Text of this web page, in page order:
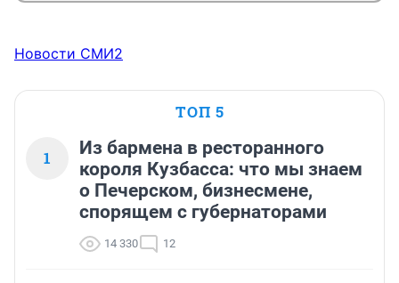
Новости СМИ2
ТОП 5
1
Из бармена в ресторанного
короля Кузбасса: что мы знаем
о Печерском, бизнесмене,
спорящем с губернаторами
14 330 12